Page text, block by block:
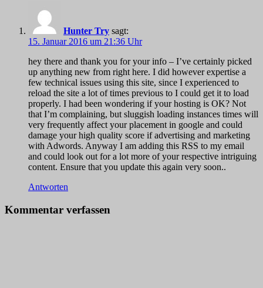
Hunter Try sagt:
15. Januar 2016 um 21:36 Uhr
hey there and thank you for your info – I’ve certainly picked
up anything new from right here. I did however expertise a
few technical issues using this site, since I experienced to
reload the site a lot of times previous to I could get it to load
properly. I had been wondering if your hosting is OK? Not
that I’m complaining, but sluggish loading instances times will
very frequently affect your placement in google and could
damage your high quality score if advertising and marketing
with Adwords. Anyway I am adding this RSS to my email
and could look out for a lot more of your respective intriguing
content. Ensure that you update this again very soon..
Antworten
Kommentar verfassen